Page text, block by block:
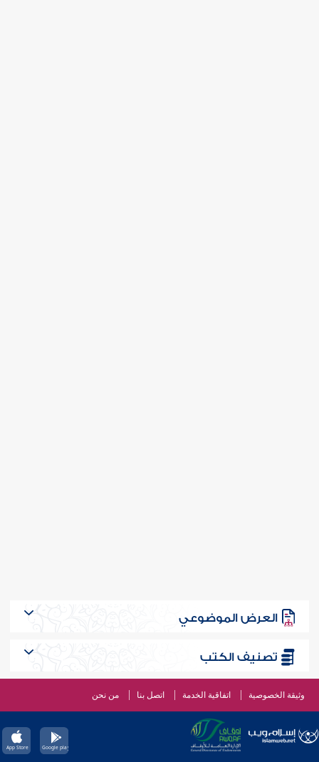
العرض الموضوعي
تصنيف الكتب
وثيقة الخصوصية اتفاقية الخدمة اتصل بنا من نحن